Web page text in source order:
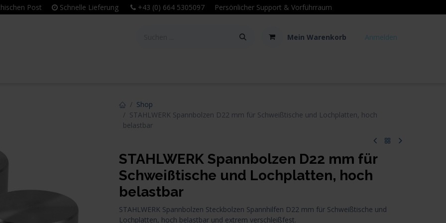
Post Schnelle Lieferung +43 (0) 664 5305097 Persönlicher Support & Vorführraum
Mein Warenkorb Anmelden
Shop
STAHLWERK Spannbolzen D22 mm für Schweißtische und Lochplatten, hoch
belastbar
STAHLWERK Spannbolzen D22 mm für
Schweißtische und Lochplatten, hoch
belastbar
STAHLWERK Spannbolzen Steckbolzen Spannhilfen D22 mm für Schweißtische und
Lochplatten, hoch belastbar und extrem verschleißfest.